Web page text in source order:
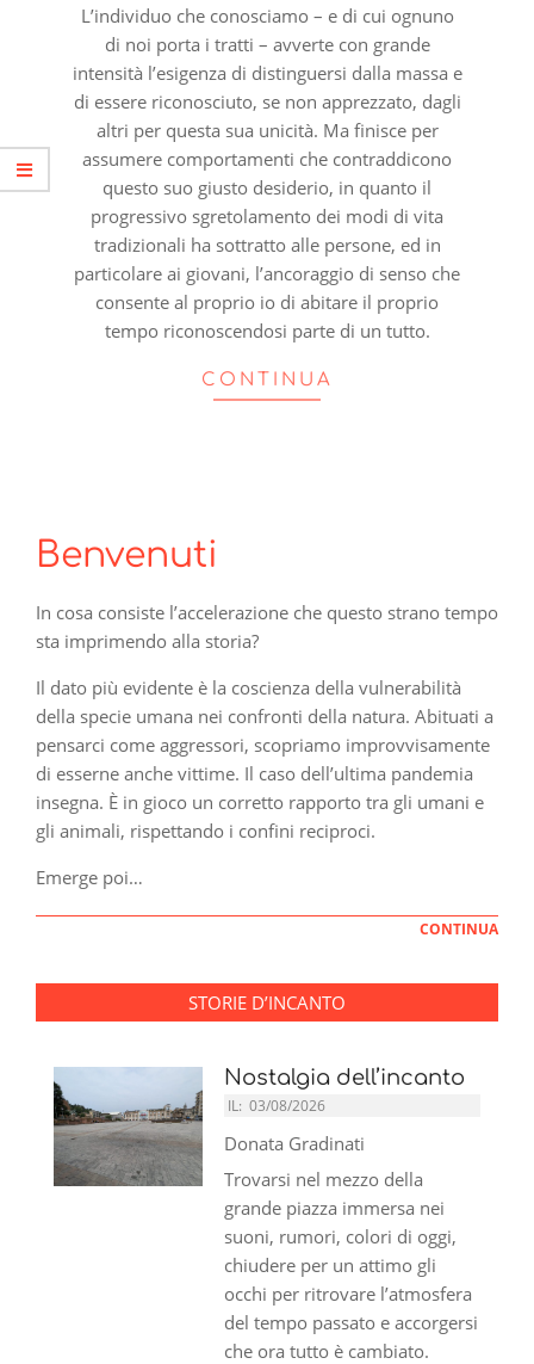
L’individuo che conosciamo – e di cui ognuno
di noi porta i tratti – avverte con grande
intensità l’esigenza di distinguersi dalla massa e
di essere riconosciuto, se non apprezzato, dagli
altri per questa sua unicità. Ma finisce per
assumere comportamenti che contraddicono
questo suo giusto desiderio, in quanto il
progressivo sgretolamento dei modi di vita
tradizionali ha sottratto alle persone, ed in
particolare ai giovani, l’ancoraggio di senso che
consente al proprio io di abitare il proprio
tempo riconoscendosi parte di un tutto.
CONTINUA
Benvenuti
In cosa consiste l’accelerazione che questo strano tempo
sta imprimendo alla storia?
Il dato più evidente è la coscienza della vulnerabilità
della specie umana nei confronti della natura. Abituati a
pensarci come aggressori, scopriamo improvvisamente
di esserne anche vittime. Il caso dell’ultima pandemia
insegna. È in gioco un corretto rapporto tra gli umani e
gli animali, rispettando i confini reciproci.
Emerge poi…
CONTINUA
STORIE D’INCANTO
Nostalgia dell’incanto
IL: 03/08/2026
Donata Gradinati
Trovarsi nel mezzo della
grande piazza immersa nei
suoni, rumori, colori di oggi,
chiudere per un attimo gli
occhi per ritrovare l’atmosfera
del tempo passato e accorgersi
che ora tutto è cambiato.